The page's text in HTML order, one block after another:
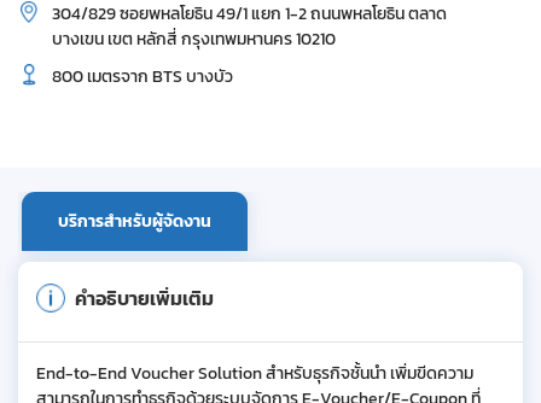
304/829 ซอยพหลโยธิน 49/1 แยก 1-2 ถนนพหลโยธิน ตลาด
บางเขน เขต หลักสี่ กรุงเทพมหานคร 10210
800 เมตรจาก BTS บางบัว
บริการสำหรับผู้จัดงาน
คำอธิบายเพิ่มเติม
End-to-End Voucher Solution สำหรับธุรกิจชั้นนำ เพิ่มขีดความ